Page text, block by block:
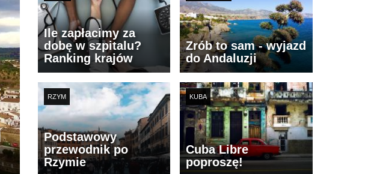
Ile zapłacimy za
dobę w szpitalu?
Ranking krajów
Zrób to sam - wyjazd
do Andaluzji
RZYM
Podstawowy
przewodnik po
Rzymie
KUBA
Cuba Libre
poproszę!